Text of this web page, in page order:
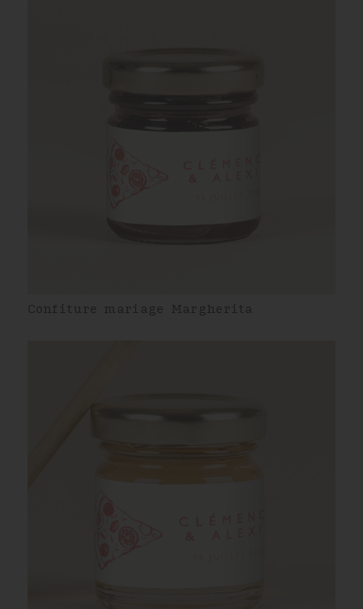
Confiture mariage Margherita